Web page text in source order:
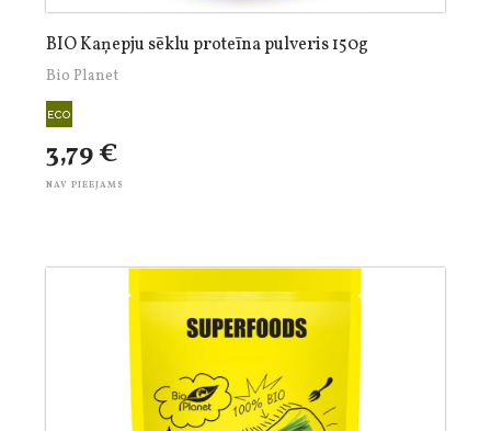
BIO Kaņepju sēklu proteīna pulveris 150g
Bio Planet
3,79 €
NAV PIEEJAMS